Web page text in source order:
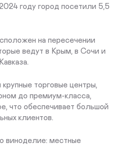
году город посетили 5,5
на пересечении
ведут в Крым, в Сочи и
торговые центры,
до премиум-класса,
что обеспечивает большой
клиентов.
виноделие: местные